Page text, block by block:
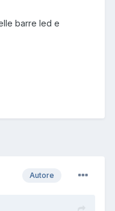
barre led e
Autore